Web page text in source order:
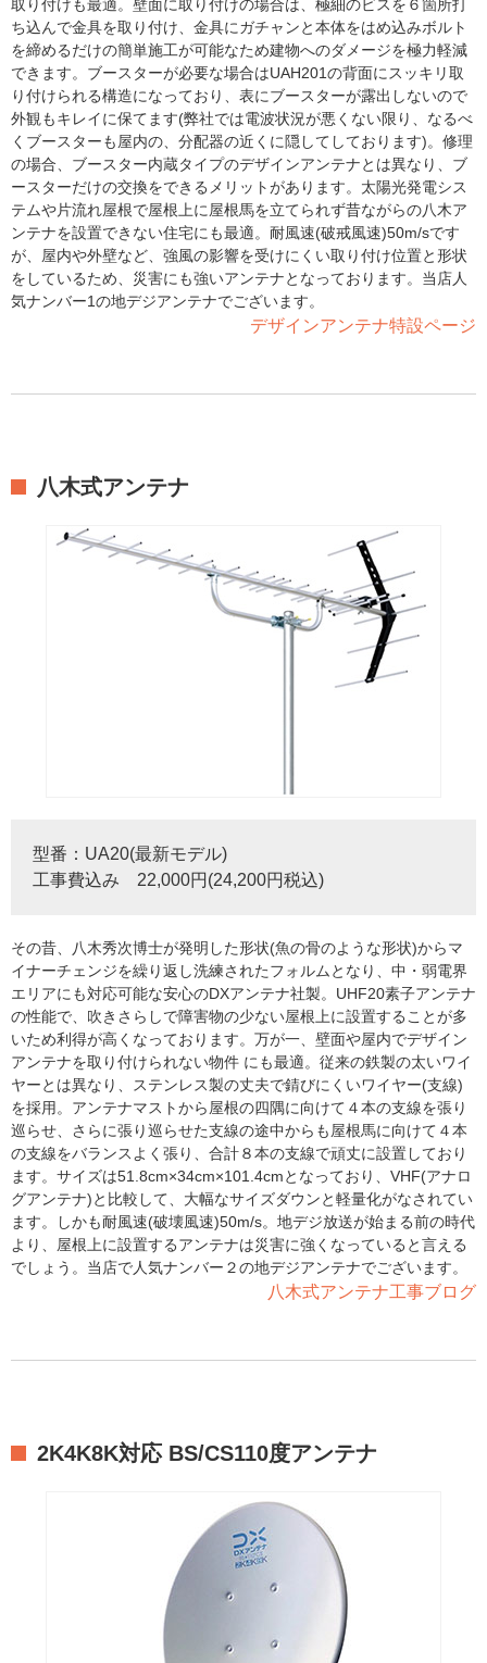
取り付けも最適。壁面に取り付けの場合は、極細のビスを６箇所打
ち込んで金具を取り付け、金具にガチャンと本体をはめ込みボルト
を締めるだけの簡単施工が可能なため建物へのダメージを極力軽減
できます。ブースターが必要な場合はUAH201の背面にスッキリ取
り付けられる構造になっており、表にブースターが露出しないので
外観もキレイに保てます(弊社では電波状況が悪くない限り、なるべ
くブースターも屋内の、分配器の近くに隠してしております)。修理
の場合、ブースター内蔵タイプのデザインアンテナとは異なり、ブ
ースターだけの交換をできるメリットがあります。太陽光発電シス
テムや片流れ屋根で屋根上に屋根馬を立てられず昔ながらの八木ア
ンテナを設置できない住宅にも最適。耐風速(破戒風速)50m/sです
が、屋内や外壁など、強風の影響を受けにくい取り付け位置と形状
をしているため、災害にも強いアンテナとなっております。当店人
気ナンバー1の地デジアンテナでございます。
デザインアンテナ特設ページ
八木式アンテナ
型番：UA20(最新モデル)
工事費込み 22,000円(24,200円税込)
その昔、八木秀次博士が発明した形状(魚の骨のような形状)からマ
イナーチェンジを繰り返し洗練されたフォルムとなり、中・弱電界
エリアにも対応可能な安心のDXアンテナ社製。UHF20素子アンテナ
の性能で、吹きさらしで障害物の少ない屋根上に設置することが多
いため利得が高くなっております。万が一、壁面や屋内でデザイン
アンテナを取り付けられない物件 にも最適。従来の鉄製の太いワイ
ヤーとは異なり、ステンレス製の丈夫で錆びにくいワイヤー(支線)
を採用。アンテナマストから屋根の四隅に向けて４本の支線を張り
巡らせ、さらに張り巡らせた支線の途中からも屋根馬に向けて４本
の支線をバランスよく張り、合計８本の支線で頑丈に設置しており
ます。サイズは51.8cm×34cm×101.4cmとなっており、VHF(アナロ
グアンテナ)と比較して、大幅なサイズダウンと軽量化がなされてい
ます。しかも耐風速(破壊風速)50m/s。地デジ放送が始まる前の時代
より、屋根上に設置するアンテナは災害に強くなっていると言える
でしょう。当店で人気ナンバー２の地デジアンテナでございます。
八木式アンテナ工事ブログ
2K4K8K対応 BS/CS110度アンテナ